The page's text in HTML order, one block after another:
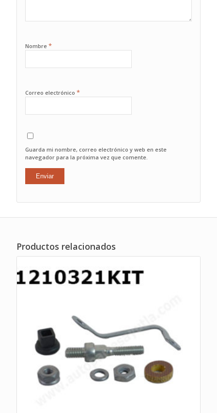
Nombre *
Correo electrónico *
Guarda mi nombre, correo electrónico y web en este
navegador para la próxima vez que comente.
Productos relacionados